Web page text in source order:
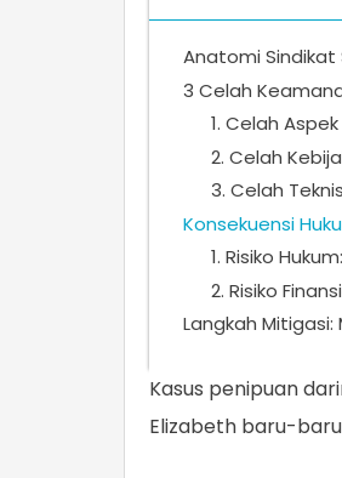
Anatomi Sindikat
3 Celah
1. Celah
2. Celah
3. Celah
Konsekuensi
1. Risiko
2. Risiko
Langkah Mitigasi:
Kasus penipuan
Elizabeth baru-